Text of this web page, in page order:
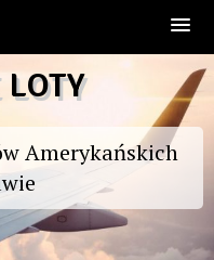
Amerykańskich